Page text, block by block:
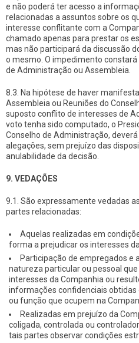
e não poderá ter acesso a
relacionadas a assuntos sobre os
interesse conflitante com a
chamado apenas para prestar os
mas não participará da discussão
o mesmo. O impedimento
de Administração ou Assembleia.
8.3. Na hipótese de haver
Assembleia ou Reuniões do
suposto conflito de interesses de
voto tenha sido computado, o
Conselho de Administração,
alegações, sem prejuízo das
anulabilidade da decisão.
9. VEDAÇÕES
9.1. São expressamente vedadas
partes relacionadas:
Aquelas realizadas em
forma a prejudicar os interesses
Participação de empregados e
natureza particular ou pessoal
interesses da Companhia ou
informações confidenciais obtidas
ou função que ocupem na
Realizadas em prejuízo da
coligada, controlada ou
tais partes observar condições